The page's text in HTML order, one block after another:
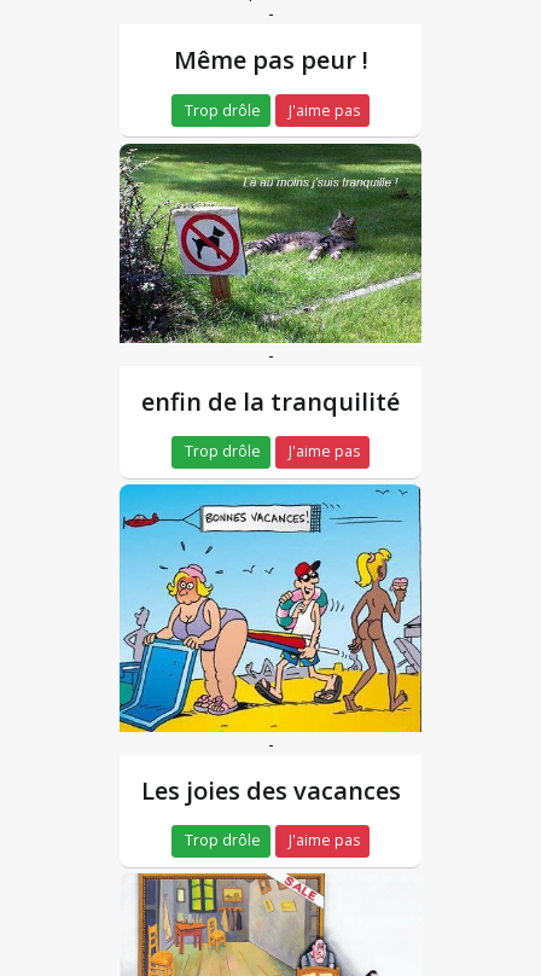
-
Même pas peur !
Trop drôle J'aime pas
-
enfin de la tranquilité
Trop drôle J'aime pas
-
Les joies des vacances
Trop drôle J'aime pas